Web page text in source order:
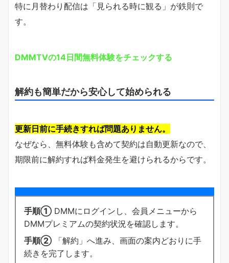
特に月替わり配信は「見られる時に観る」が鉄則で
す。
DMMTVの14日間無料体験をチェックする
解約も簡単だから安心して始められる
更新日前に手続きすれば問題ありません。
なぜなら、無料体験も含めて契約は自動更新なので、
期限前に解約すれば料金発生を避けられるからです。
手順① DMMにログインし、会員メニューから
DMMプレミアムの契約状況を確認します。
手順② 「解約」へ進み、画面の案内どおりに手
続きを完了します。